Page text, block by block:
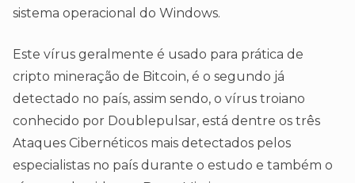
sistema operacional do Windows.
Este vírus geralmente é usado para prática de
cripto mineração de Bitcoin, é o segundo já
detectado no país, assim sendo, o vírus troiano
conhecido por Doublepulsar, está dentre os três
Ataques Cibernéticos mais detectados pelos
especialistas no país durante o estudo e também o